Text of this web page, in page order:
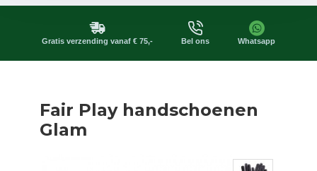
Gratis verzending vanaf € 75,- Bel ons Whatsapp
Fair Play handschoenen
Glam